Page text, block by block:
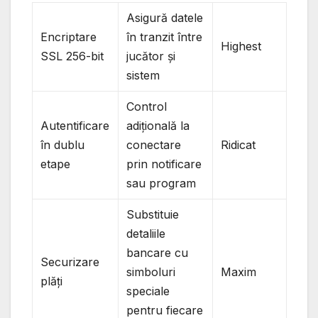
Encriptare
SSL 256-bit
Asigură datele
în tranzit între
jucător și
sistem
Highest
Autentificare
în dublu
etape
Control
adițională la
conectare
prin notificare
sau program
Ridicat
Securizare
plăți
Substituie
detaliile
bancare cu
simboluri
speciale
pentru fiecare
Maxim